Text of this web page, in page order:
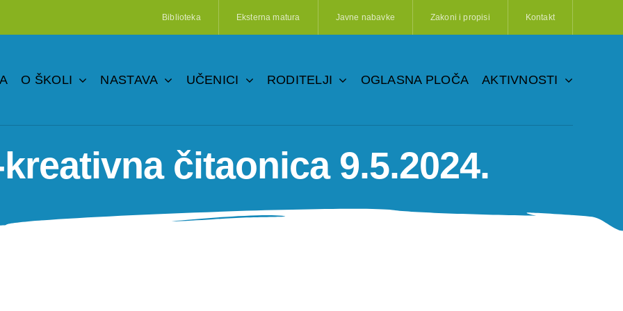
Biblioteka Eksterna matura Javne nabavke Zakoni i propisi Kontakt
O ŠKOLI NASTAVA UČENICI RODITELJI OGLASNA PLOČA AKTIVNOSTI
čitaonica 9.5.2024.